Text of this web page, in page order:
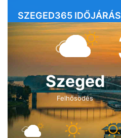
SZEGED365 IDŐJÁRÁS
Szeged
Felhősödés